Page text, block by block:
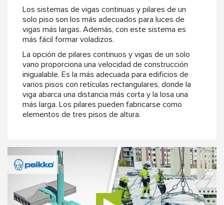
Los sistemas de vigas continuas y pilares de un
solo piso son los más adecuados para luces de
vigas más largas. Además, con este sistema es
más fácil formar voladizos.
La opción de pilares continuos y vigas de un solo
vano proporciona una velocidad de construcción
inigualable. Es la más adecuada para edificios de
varios pisos con retículas rectangulares, donde la
viga abarca una distancia más corta y la losa una
más larga. Los pilares pueden fabricarse como
elementos de tres pisos de altura.